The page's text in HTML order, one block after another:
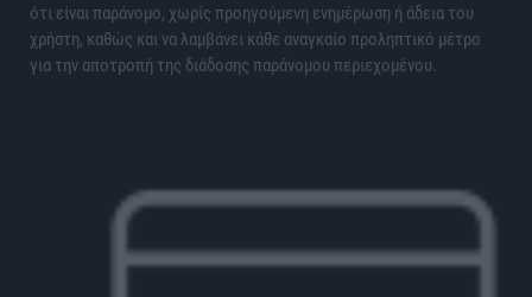
ότι είναι παράνομο, χωρίς προηγούμενη ενημέρωση ή άδεια του
χρήστη, καθώς και να λαμβάνει κάθε αναγκαίο προληπτικό μέτρο
για την αποτροπή της διάδοσης παράνομου περιεχομένου.